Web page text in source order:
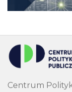
Centrum